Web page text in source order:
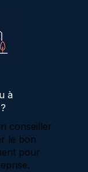
à
conseiller
le bon
pour